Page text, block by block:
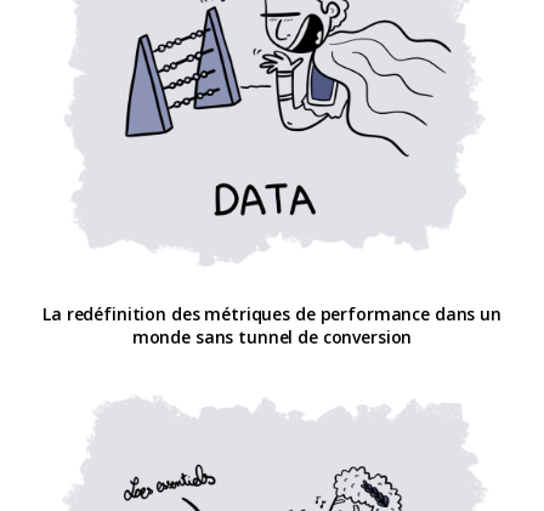
La redéfinition des métriques de performance dans un
monde sans tunnel de conversion